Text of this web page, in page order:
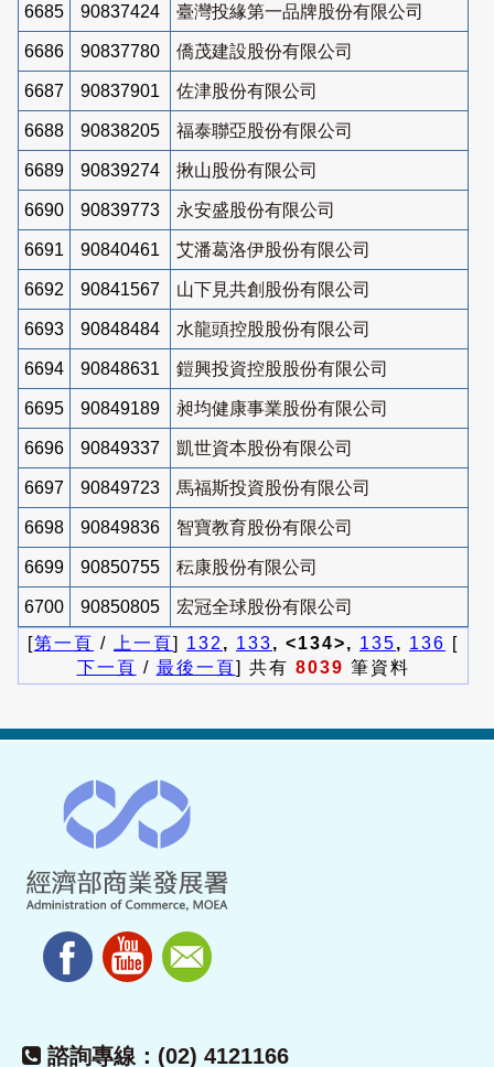
6685 90837424 臺灣投緣第一品牌股份有限公司
6686 90837780 僑茂建設股份有限公司
6687 90837901 佐津股份有限公司
6688 90838205 福泰聯亞股份有限公司
6689 90839274 揪山股份有限公司
6690 90839773 永安盛股份有限公司
6691 90840461 艾潘葛洛伊股份有限公司
6692 90841567 山下見共創股份有限公司
6693 90848484 水龍頭控股股份有限公司
6694 90848631 鎧興投資控股股份有限公司
6695 90849189 昶均健康事業股份有限公司
6696 90849337 凱世資本股份有限公司
6697 90849723 馬福斯投資股份有限公司
6698 90849836 智寶教育股份有限公司
6699 90850755 秐康股份有限公司
6700 90850805
宏冠全球股份有限公司
[第一頁 / 上一頁] 132 , 133, <134>, 135, 136 [
下一頁 / 最後一頁] 共有 8039 筆資料
諮詢專線：(02) 4121166